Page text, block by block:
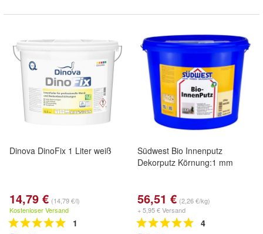
Dinova DinoFix 1 Liter weiß
14,79 € (14,79 €/l)
Kostenloser Versand
1
Südwest Bio Innenputz
Dekorputz Körnung:1 mm
56,51 € (2,26 €/kg)
+ 5,95 € Versand
4